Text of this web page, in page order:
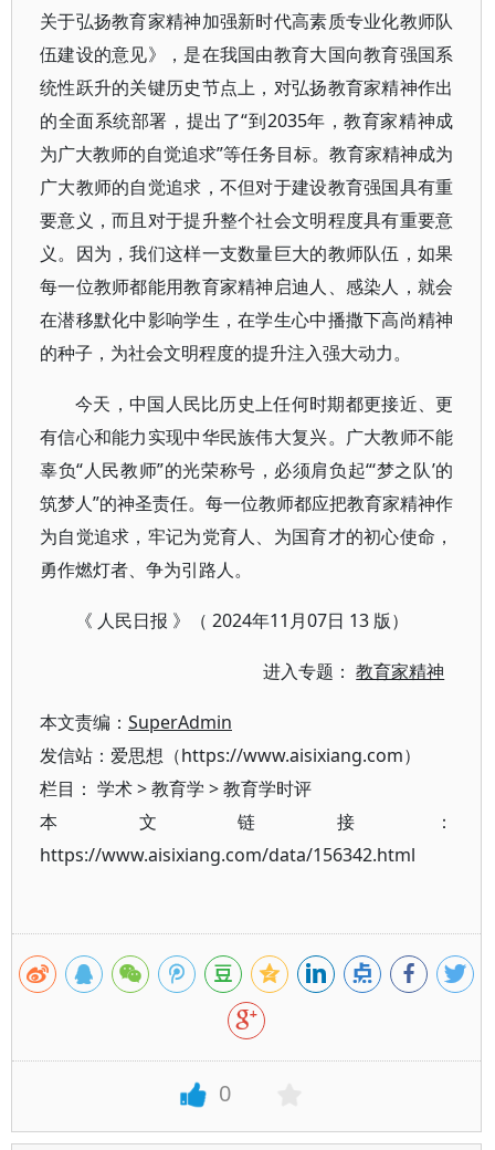
关于弘扬教育家精神加强新时代高素质专业化教师队
伍建设的意见》，是在我国由教育大国向教育强国系
统性跃升的关键历史节点上，对弘扬教育家精神作出
的全面系统部署，提出了“到2035年，教育家精神成
为广大教师的自觉追求”等任务目标。教育家精神成为
广大教师的自觉追求，不但对于建设教育强国具有重
要意义，而且对于提升整个社会文明程度具有重要意
义。因为，我们这样一支数量巨大的教师队伍，如果
每一位教师都能用教育家精神启迪人、感染人，就会
在潜移默化中影响学生，在学生心中播撒下高尚精神
的种子，为社会文明程度的提升注入强大动力。
今天，中国人民比历史上任何时期都更接近、更
有信心和能力实现中华民族伟大复兴。广大教师不能
辜负“人民教师”的光荣称号，必须肩负起“‘梦之队’的
筑梦人”的神圣责任。每一位教师都应把教育家精神作
为自觉追求，牢记为党育人、为国育才的初心使命，
勇作燃灯者、争为引路人。
《 人民日报 》（ 2024年11月07日 13 版）
进入专题：教育家精神
本文责编： SuperAdmin
发信站：爱思想（https://www.aisixiang.com）
栏目： 学术>教育学 >教育学时评
本文链接：
https://www.aisixiang.com/data/156342.html
0